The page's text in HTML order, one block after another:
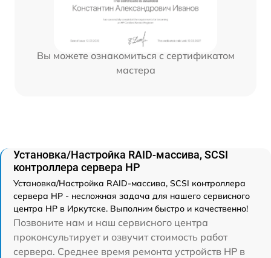
Вы можете ознакомиться с сертификатом
мастера
Установка/Настройка RAID-массива, SCSI
контроллера сервера HP
Установка/Настройка RAID-массива, SCSI контроллера
сервера HP - несложная задача для нашего сервисного
центра HP в Иркутске. Выполним быстро и качественно!
Позвоните нам и наш сервисного центра
проконсультирует и озвучит стоимость работ
сервера. Среднее время ремонта устройств HP в